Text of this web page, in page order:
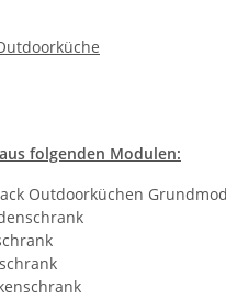
folgenden Modulen:
Outdoorküchen